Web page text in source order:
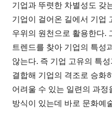
기업과 뚜렷한 차별성도 갖
기업이 걸어온 길에서 기업
우위의 원천으로 활용한다.
트렌드를 찾아 기업의 특성
않는다. 즉 기업 고유의 특
결합해 기업의 격조로 승화
어려울 수 있는 일련의 과정
방식이 있는데 바로 문화예